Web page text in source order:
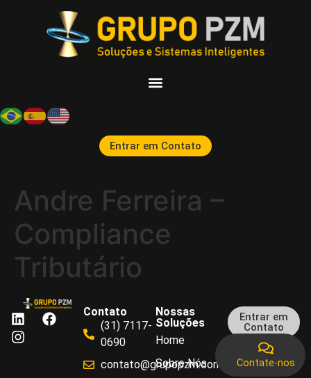
Entrar em Contato
Andre Ferreira –
Compliance
Tributário
Contato
(31) 7117-
0690
contato@grupopzm.com.br
Nossas
Soluções
Home
Sobre Nós
Entrar em
Contato
Contate-nos